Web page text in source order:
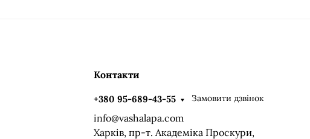
Контакти
+380 95-689-43-55 Замовити дзвінок
info@vashalapa.com
Харків, пр-т. Академіка Проскури,